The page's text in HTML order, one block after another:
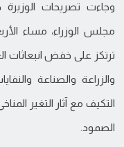
وجاءت تصريحات
مجلس الوزراء، مساء
ترتكز على خفض انبعاثات
والزراعة والصناعة
التكيف مع آثار التغير
الصمود.